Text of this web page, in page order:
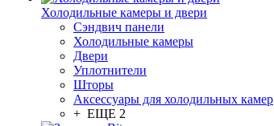
Холодильные камеры и двери
Сэндвич панели
Холодильные камеры
Двери
Уплотнители
Шторы
Аксессуары для холодильных камер
+ ЕЩЕ 2